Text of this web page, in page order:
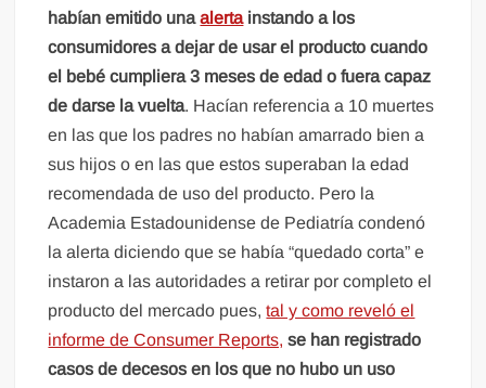
habían emitido unaalertainstando a los
consumidores a dejar de usar el producto cuando
el bebé cumpliera 3 meses de edad o fuera capaz
de darse la vuelta. Hacían referencia a 10 muertes
en las que los padres no habían amarrado bien a
sus hijos o en las que estos superaban la edad
recomendada de uso del producto. Pero la
Academia Estadounidense de Pediatría condenó
la alerta diciendo que se había “quedado corta” e
instaron a las autoridades a retirar por completo el
producto del mercado pues,tal y como reveló el
informe de Consumer Reports, se han registrado
casos de decesos en los que no hubo un uso